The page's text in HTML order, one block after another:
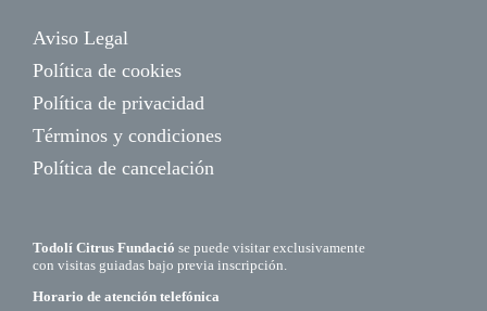
Aviso Legal
Política de cookies
Política de privacidad
Términos y condiciones
Política de cancelación
Todolí Citrus Fundació se puede visitar exclusivamente
con visitas guiadas bajo previa inscripción.
Horario de atención telefónica